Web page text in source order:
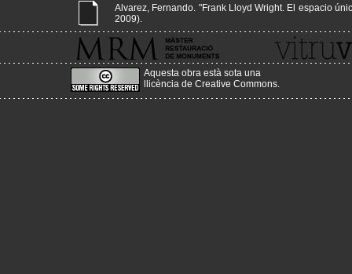
Alvarez, Fernando. "Frank Lloyd Wright. El espacio
2009).
Aquesta obra està sota una
llicència de Creative Commons.